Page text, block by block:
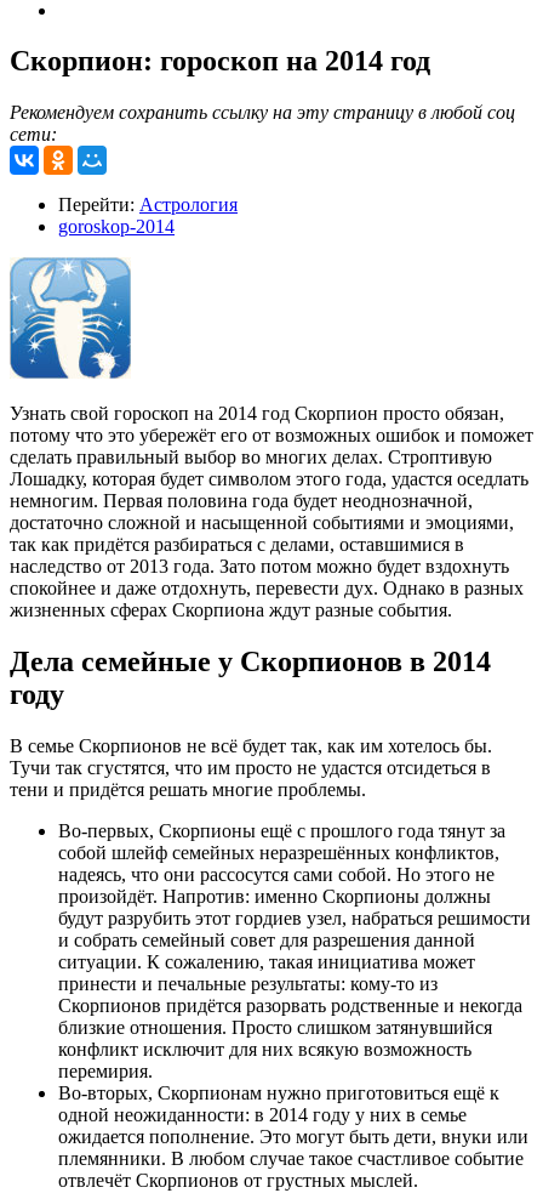
Скорпион: гороскоп на 2014 год
Рекомендуем сохранить ссылку на эту страницу в любой соц
сети:
Перейти: Астрология
goroskop-2014
Узнать свой гороскоп на 2014 год Скорпион просто обязан,
потому что это убережёт его от возможных ошибок и поможет
сделать правильный выбор во многих делах. Строптивую
Лошадку, которая будет символом этого года, удастся оседлать
немногим. Первая половина года будет неоднозначной,
достаточно сложной и насыщенной событиями и эмоциями,
так как придётся разбираться с делами, оставшимися в
наследство от 2013 года. Зато потом можно будет вздохнуть
спокойнее и даже отдохнуть, перевести дух. Однако в разных
жизненных сферах Скорпиона ждут разные события.
Дела семейные у Скорпионов в 2014
году
В семье Скорпионов не всё будет так, как им хотелось бы.
Тучи так сгустятся, что им просто не удастся отсидеться в
тени и придётся решать многие проблемы.
Во-первых, Скорпионы ещё с прошлого года тянут за
собой шлейф семейных неразрешённых конфликтов,
надеясь, что они рассосутся сами собой. Но этого не
произойдёт. Напротив: именно Скорпионы должны
будут разрубить этот гордиев узел, набраться решимости
и собрать семейный совет для разрешения данной
ситуации. К сожалению, такая инициатива может
принести и печальные результаты: кому-то из
Скорпионов придётся разорвать родственные и некогда
близкие отношения. Просто слишком затянувшийся
конфликт исключит для них всякую возможность
перемирия.
Во-вторых, Скорпионам нужно приготовиться ещё к
одной неожиданности: в 2014 году у них в семье
ожидается пополнение. Это могут быть дети, внуки или
племянники. В любом случае такое счастливое событие
отвлечёт Скорпионов от грустных мыслей.